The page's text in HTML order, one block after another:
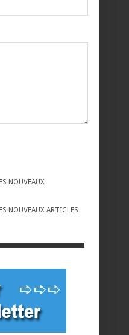
NOUVEAUX
NOUVEAUX ARTICLES